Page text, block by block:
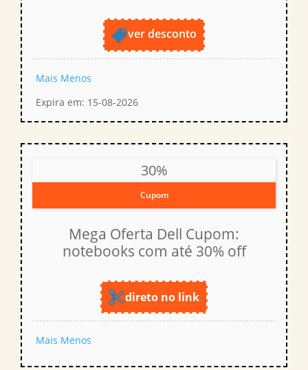
ver desconto
Mais Menos
Expira em: 15-08-2026
30%
Cupom
Mega Oferta Dell Cupom:
notebooks com até 30% off
direto no link
Mais Menos